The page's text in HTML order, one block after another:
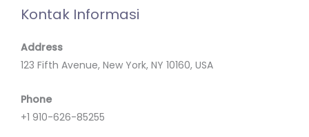
Kontak Informasi
Address
123 Fifth Avenue, New York, NY 10160, USA
Phone
+1 910-626-85255